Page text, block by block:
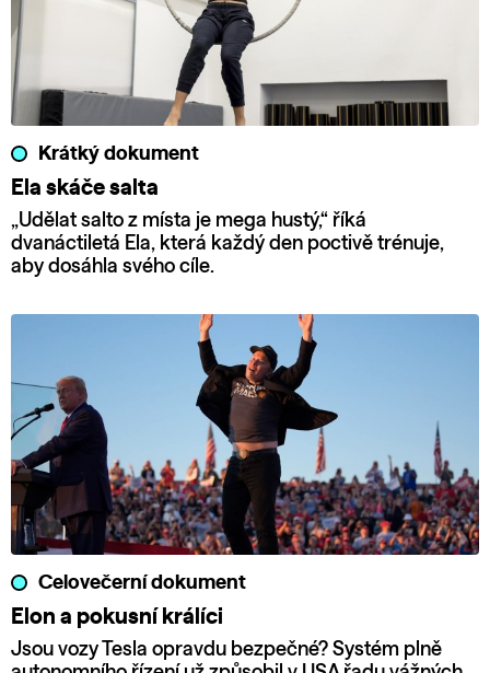
Krátký dokument
Ela skáče salta
„Udělat salto z místa je mega hustý,“ říká
dvanáctiletá Ela, která každý den poctivě trénuje,
aby dosáhla svého cíle.
Celovečerní dokument
Elon a pokusní králíci
Jsou vozy Tesla opravdu bezpečné? Systém plně